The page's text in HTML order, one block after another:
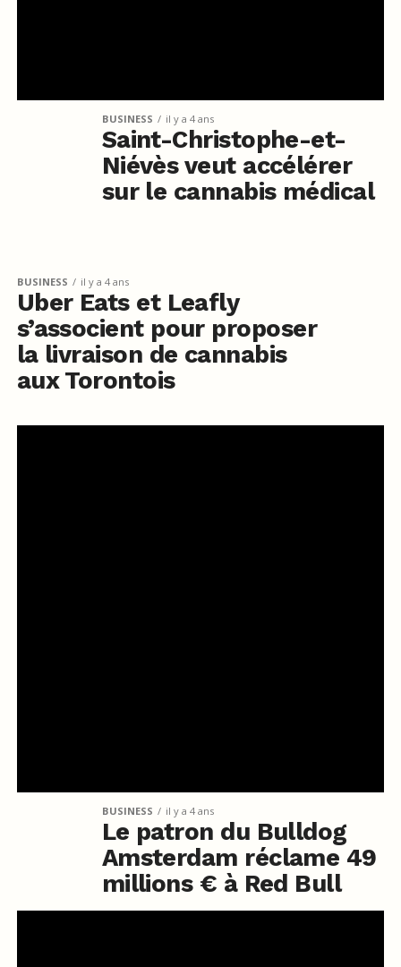
BUSINESS il y a 4 ans
Saint-Christophe-et-
Niévès veut accélérer
sur le cannabis médical
BUSINESS il y a 4 ans
Uber Eats et Leafly
s’associent pour proposer
la livraison de cannabis
aux Torontois
BUSINESS il y a 4 ans
Le patron du Bulldog
Amsterdam réclame 49
millions € à Red Bull